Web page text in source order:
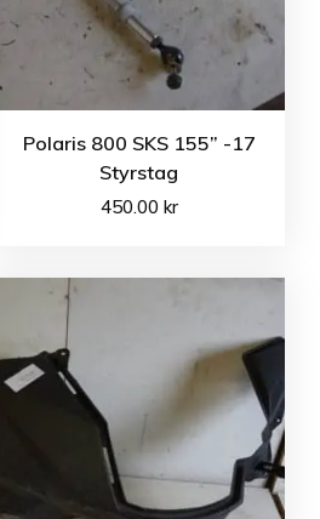
Polaris 800 SKS 155” -17
Styrstag
450.00 kr